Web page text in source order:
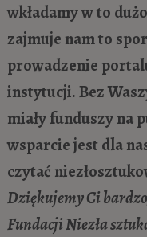
wkładamy w to
zajmuje nam to
prowadzenie
instytucji. Bez
miały funduszy na
wsparcie jest dla
czytać
Dziękujemy Ci
Fundacji Niezła